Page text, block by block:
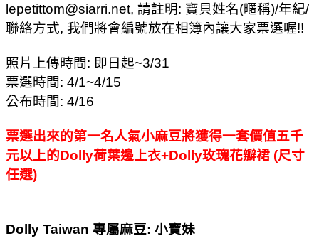
lepetittom@siarri.net, 請註明: 寶貝姓名(暱稱)/年紀/
聯絡方式, 我們將會編號放在相簿內讓大家票選喔!!
照片上傳時間: 即日起~3/31
票選時間: 4/1~4/15
公布時間: 4/16
票選出來的第一名人氣小麻豆將獲得一套價值五千
元以上的Dolly荷葉邊上衣+Dolly玫瑰花瓣裙 (尺寸
任選)
Dolly Taiwan 專屬麻豆: 小寶妹